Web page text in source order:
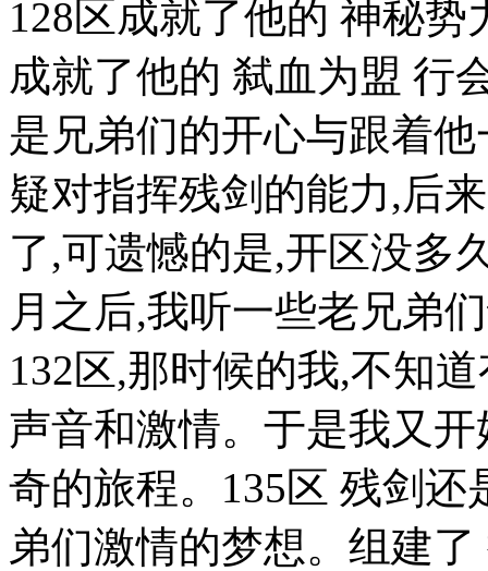
128区成就了他的 神秘
成就了他的 弑血为盟 行
是兄弟们的开心与跟着
疑对指挥残剑的能力,后
了,可遗憾的是,开区没多
月之后,我听一些老兄弟
132区,那时候的我,不知
声音和激情。于是我又
奇的旅程。135区 残剑
弟们激情的梦想。组建